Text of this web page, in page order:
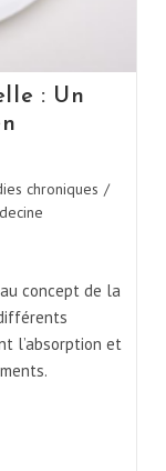
: Un
chroniques /
concept de la
l’absorption et